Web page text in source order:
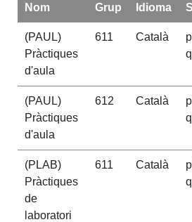
Nom Grup Idioma
(PAUL)
Pràctiques
d'aula
611 Català
(PAUL)
Pràctiques
d'aula
612 Català
(PLAB)
Pràctiques
de
laboratori
611 Català